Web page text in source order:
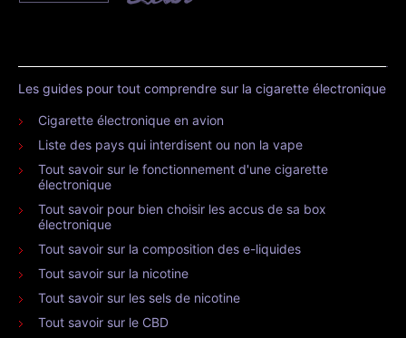
Les guides pour tout comprendre sur la cigarette électronique
Cigarette électronique en avion
Liste des pays qui interdisent ou non la vape
Tout savoir sur le fonctionnement d'une cigarette
électronique
Tout savoir pour bien choisir les accus de sa box
électronique
Tout savoir sur la composition des e-liquides
Tout savoir sur la nicotine
Tout savoir sur les sels de nicotine
Tout savoir sur le CBD